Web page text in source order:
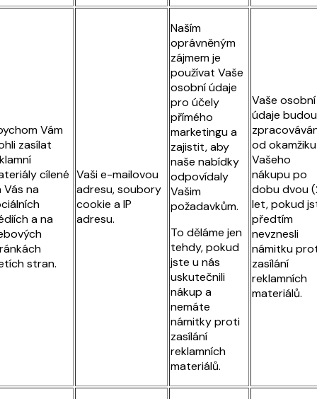
Vám
zasílat
cílené
Vás na
a na
stran.
Vaši e-mailovou
adresu, soubory
cookie a IP
adresu.
Naším
oprávněným
zájmem je
používat Vaše
osobní údaje
pro účely
přímého
marketingu a
zajistit, aby
naše nabídky
odpovídaly
Vašim
požadavkům.
To děláme jen
tehdy, pokud
jste u nás
uskutečnili
nákup a
nemáte
námitky proti
zasílání
reklamních
materiálů.
Vaše osobní
údaje budou
od okamžiku
Vašeho
nákupu po
dobu dvou
let, pokud
předtím
nevznesli
námitku
zasílání
reklamních
materiálů.